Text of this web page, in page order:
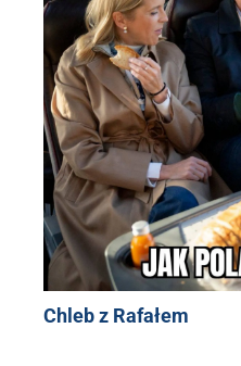
Chleb z Rafałem